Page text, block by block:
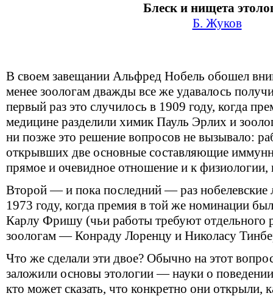
Блеск и нищета
Б. Жуков
В своем завещании Альфред Нобель обошел
менее зоологам дважды все же удавалось
первый раз это случилось в 1909 году, когда
медицине разделили химик Пауль Эрлих и
ни позже это решение вопросов не вызывало:
открывших две основные составляющие
прямое и очевидное отношение и к физиологии,
Второй — и пока последний — раз нобелевские
1973 году, когда премия в той же номинации
Карлу Фришу (чьи работы требуют отдельного
зоологам — Конраду Лоренцу и Николасу
Что же сделали эти двое? Обычно на этот
заложили основы этологии — науки о
кто может сказать, что конкретно они открыли,